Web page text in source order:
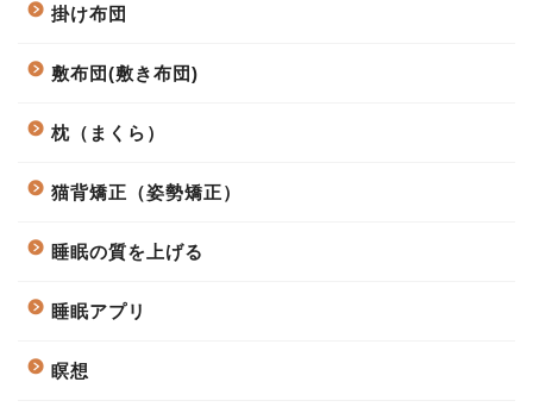
掛け布団
敷布団(敷き布団)
枕（まくら）
猫背矯正（姿勢矯正）
睡眠の質を上げる
睡眠アプリ
瞑想